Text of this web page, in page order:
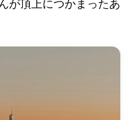
が頂上につかまったあ